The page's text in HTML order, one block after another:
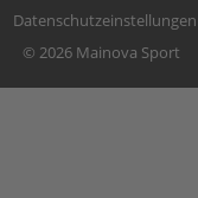
Datenschutzeinstellungen
© 2026 Mainova Sport